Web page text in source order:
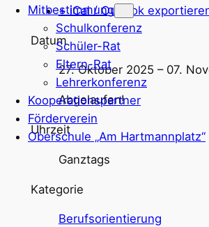
Mitbestimmung
Schulkonferenz
Schüler-Rat
Eltern-Rat
Lehrerkonferenz
Kooperationspartner
Förderverein
Oberschule „Am Hartmannplatz“
+ iCal / Outlook
Datum
27. Oktober 2025 – 07.
Abgelaufen!
Uhrzeit
Ganztags
Kategorie
Berufsorientierung